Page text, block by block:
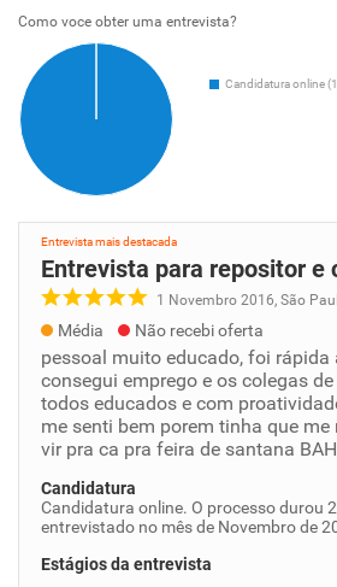
Como voce obter uma entrevista?
Candidatura online
Entrevista mais destacada
Entrevista para repositor e
1 Novembro 2016, São
Média Não recebi oferta
pessoal muito educado, foi rápida
consegui emprego e os colegas
todos educados e com
me senti bem porem tinha que
vir pra ca pra feira de santana
Candidatura
Candidatura online. O processo durou
entrevistado no mês de Novembro de
Estágios da entrevista